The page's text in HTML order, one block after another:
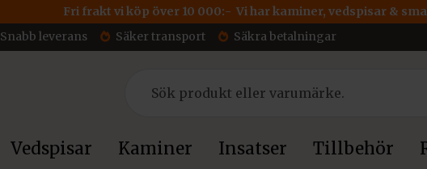
Fri frakt vi köp över 10 000:- Vi har kaminer, vedspisar &
Snabb leverans Säker transport Säkra betalningar
Vedspisar Kaminer Insatser Tillbehör